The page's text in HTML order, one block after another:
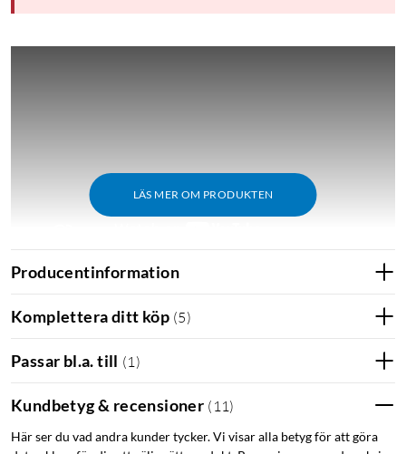
LÄS MER OM PRODUKTEN
Mario Kart World
exklusivt för Nintendo Switch 2. Utforska en öppen värld med
komplett med dynamiskt väder och dag-natt-cykel. Spelet
innehåller nya lägen som Knockout Tour och Free Roam, samt
Producentinformation
Komplettera ditt köp (5)
Passar bl.a. till (1 )
Kundbetyg & recensioner ( 11 )
Här ser du vad andra kunder tycker. Vi visar alla betyg för att göra